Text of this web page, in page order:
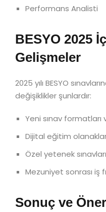
Performans Analisti
BESYO 2025
Gelişmeler
2025 yılı BESYO
değişiklikler şunlardır:
Yeni sınav
Dijital eğitim
Özel yetenek
Mezuniyet sonrası iş
Sonuç ve